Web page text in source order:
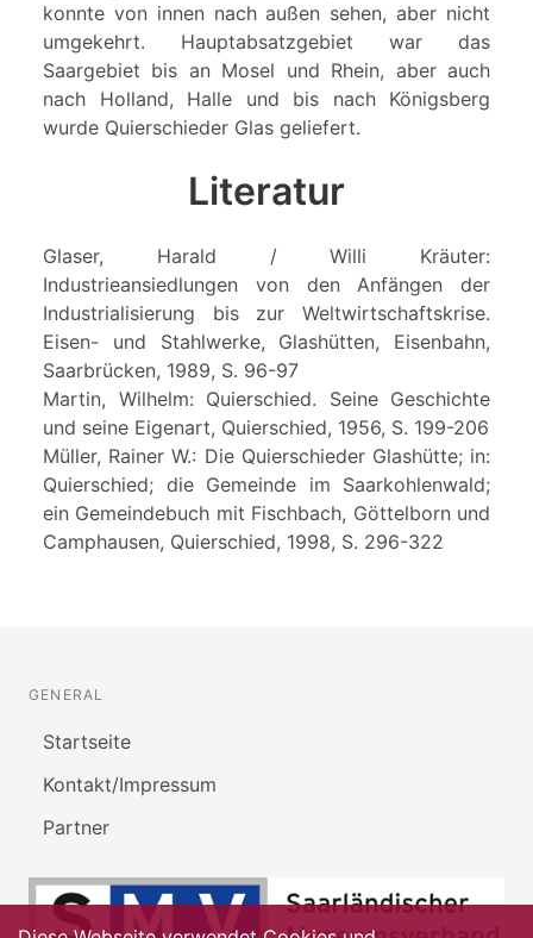
konnte von innen nach außen sehen, aber nicht
umgekehrt. Hauptabsatzgebiet war das
Saargebiet bis an Mosel und Rhein, aber auch
nach Holland, Halle und bis nach Königsberg
wurde Quierschieder Glas geliefert.
Literatur
Glaser, Harald / Willi Kräuter:
Industrieansiedlungen von den Anfängen der
Industrialisierung bis zur Weltwirtschaftskrise.
Eisen- und Stahlwerke, Glashütten, Eisenbahn,
Saarbrücken, 1989, S. 96-97
Martin, Wilhelm: Quierschied. Seine Geschichte
und seine Eigenart, Quierschied, 1956, S. 199-206
Müller, Rainer W.: Die Quierschieder Glashütte; in:
Quierschied; die Gemeinde im Saarkohlenwald;
ein Gemeindebuch mit Fischbach, Göttelborn und
Camphausen, Quierschied, 1998, S. 296-322
GENERAL
Startseite
Kontakt/Impressum
Partner